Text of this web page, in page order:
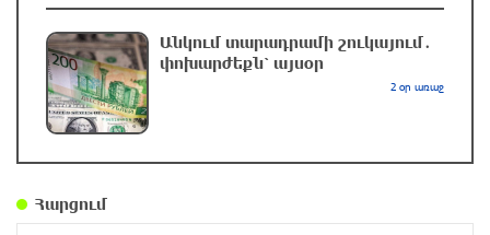
Բոյակի ճակատամարտի օր. պատմության
Անկում տարադրամի շուկայում․
փոխարժեքն՝ այսօր
2 օր առաջ
Հարցում